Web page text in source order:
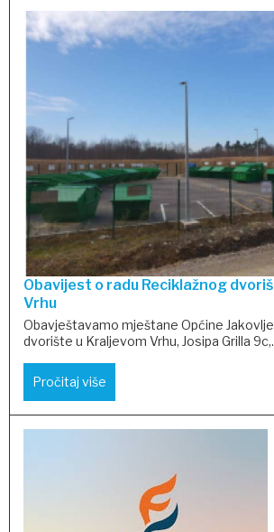
Obavijest o radu Reciklažnog
Vrhu
Obavještavamo mještane Općine
dvorište u Kraljevom Vrhu, Josipa Grilla
Pročitaj više